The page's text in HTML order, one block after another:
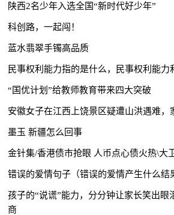
陕西2名少年入选全国“新时代好少年”
科创路，一起闯！
蓝水翡翠手镯高品质
民事权利能力指的是什么，民事权利能力
“国优计划”给教师教育带来四大突破
安徽女子在江西上饶景区疑遭山洪遇难，
墨玉 新疆怎么回事
金针集/香港债市抢眼 人币点心债火热\大
错误的爱情句子（错误的爱情产生什么结
孩子的“说谎”能力，分分钟让家长笑出眼
商